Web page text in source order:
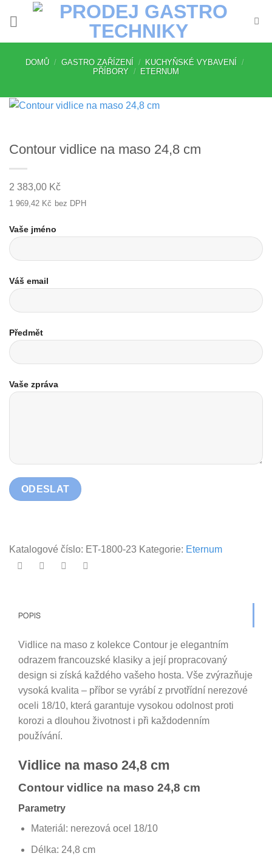
Přeskočit
DOMŮ / GASTRO ZAŘÍZENÍ / KUCHYŇSKÉ VYBAVENÍ
/
PŘÍBORY / ETERNUM
Contour vidlice na maso 24,8 cm
2 383,00 Kč
1 969,42 Kč bez DPH
Vaše jméno
Váš email
Předmět
Vaše zpráva
Katalogové číslo: ET-1800-23 Kategorie: Eternum
POPIS
Vidlice na maso z kolekce Contour je elegantním
odrazem francouzské klasiky a její propracovaný
design si získá každého vašeho hosta. Vše zvýrazňuje
vysoká kvalita – příbor se vyrábí z prvotřídní nerezové
oceli 18/10, která garantuje vysokou odolnost proti
korozi a dlouhou životnost i při každodenním
používání.
Vidlice na maso 24,8 cm
Contour vidlice na maso 24,8 cm
Parametry
Materiál: nerezová ocel 18/10
Délka: 24,8 cm